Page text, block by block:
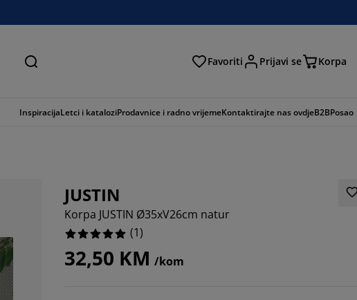
Traži Favoriti Prijavi se Korpa
InspiracijaLetci i kataloziProdavnice i radno vrijemeKontaktirajte nas ovdjeB2BPosao
JUSTIN
Korpa JUSTIN Ø35xV26cm natur
(1)
32,50 KM /kom